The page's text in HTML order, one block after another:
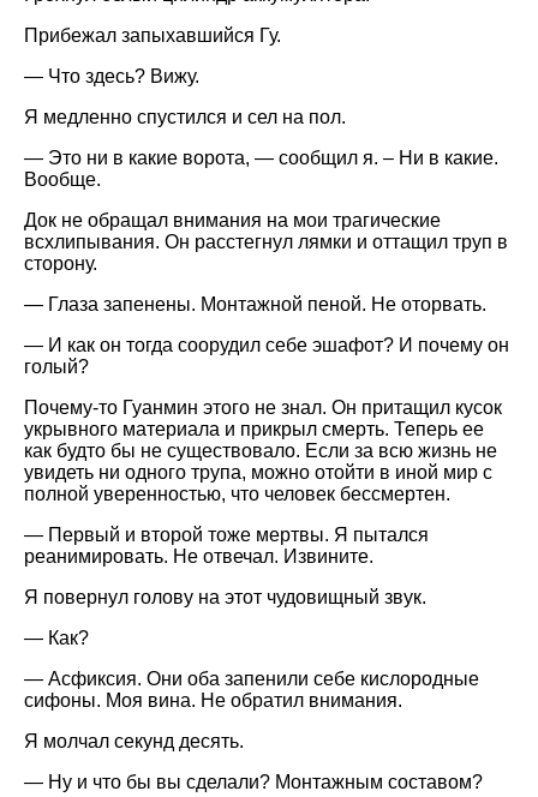
Прибежал запыхавшийся Гу.
— Что здесь? Вижу.
Я медленно спустился и сел на пол.
— Это ни в какие ворота, — сообщил я. – Ни в какие.
Вообще.
Док не обращал внимания на мои трагические
всхлипывания. Он расстегнул лямки и оттащил труп в
сторону.
— Глаза запенены. Монтажной пеной. Не оторвать.
— И как он тогда соорудил себе эшафот? И почему он
голый?
Почему-то Гуанмин этого не знал. Он притащил кусок
укрывного материала и прикрыл смерть. Теперь ее
как будто бы не существовало. Если за всю жизнь не
увидеть ни одного трупа, можно отойти в иной мир с
полной уверенностью, что человек бессмертен.
— Первый и второй тоже мертвы. Я пытался
реанимировать. Не отвечал. Извините.
Я повернул голову на этот чудовищный звук.
— Как?
— Асфиксия. Они оба запенили себе кислородные
сифоны. Моя вина. Не обратил внимания.
Я молчал секунд десять.
— Ну и что бы вы сделали? Монтажным составом?